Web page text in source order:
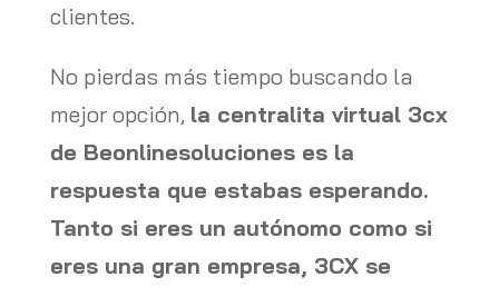
clientes.
No pierdas más tiempo buscando la
mejor opción, la centralita virtual 3cx
de Beonlinesoluciones es la
respuesta que estabas esperando.
Tanto si eres un autónomo como si
eres una gran empresa, 3CX se